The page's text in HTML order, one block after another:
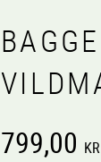
799,00 KR